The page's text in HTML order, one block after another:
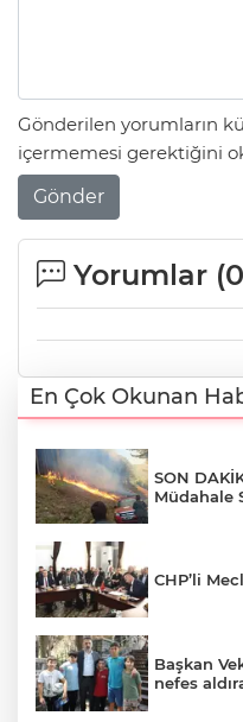
Gönderilen yorumların
içermemesi gerektiğini
Gönder
Yorumlar (0
En Çok Okunan
SON
Müdahale
CHP’li
Başkan
nefes